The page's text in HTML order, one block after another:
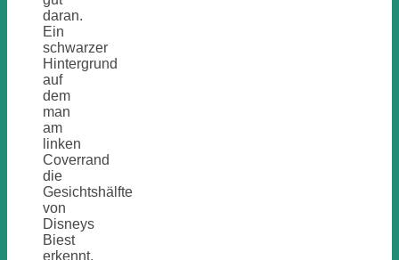
daran.
Ein
schwarzer
Hintergrund
auf
dem
man
am
linken
Coverrand
die
Gesichtshälfte
von
Disneys
Biest
erkennt.